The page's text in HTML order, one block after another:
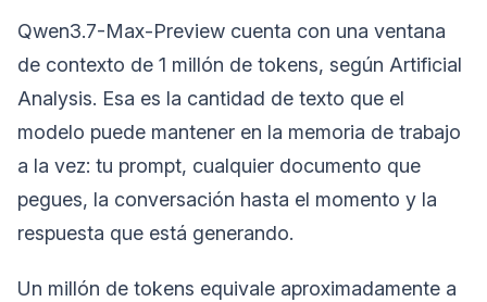
Qwen3.7-Max-Preview cuenta con una ventana
de contexto de 1 millón de tokens, según Artificial
Analysis. Esa es la cantidad de texto que el
modelo puede mantener en la memoria de trabajo
a la vez: tu prompt, cualquier documento que
pegues, la conversación hasta el momento y la
respuesta que está generando.
Un millón de tokens equivale aproximadamente a